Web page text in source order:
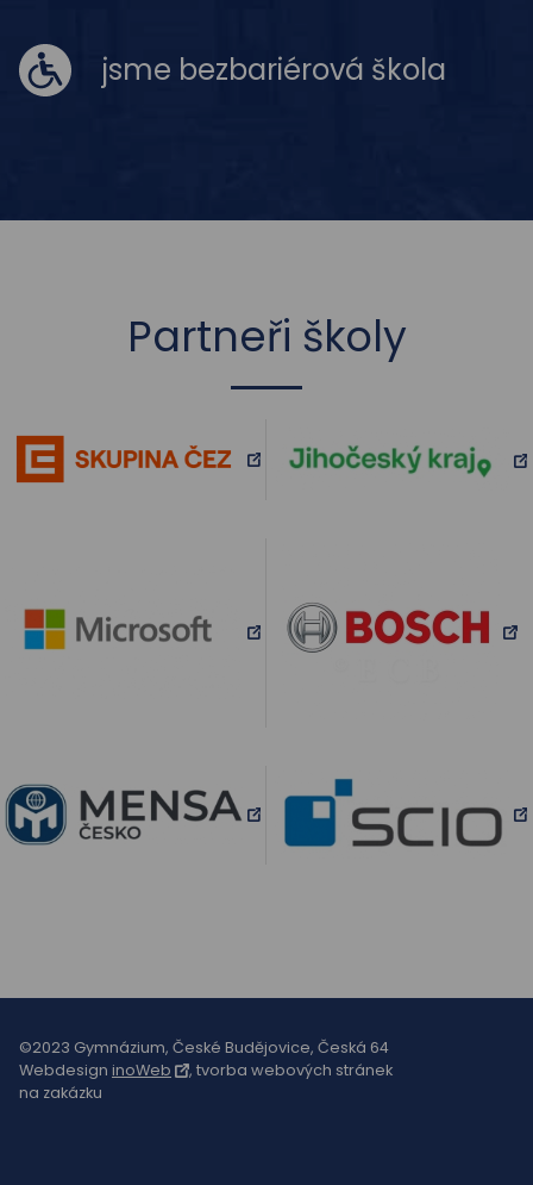
jsme bezbariérová škola
Partneři školy
©2023 Gymnázium, České Budějovice, Česká 64
Webdesign inoWeb
, tvorba webových stránek
na zakázku